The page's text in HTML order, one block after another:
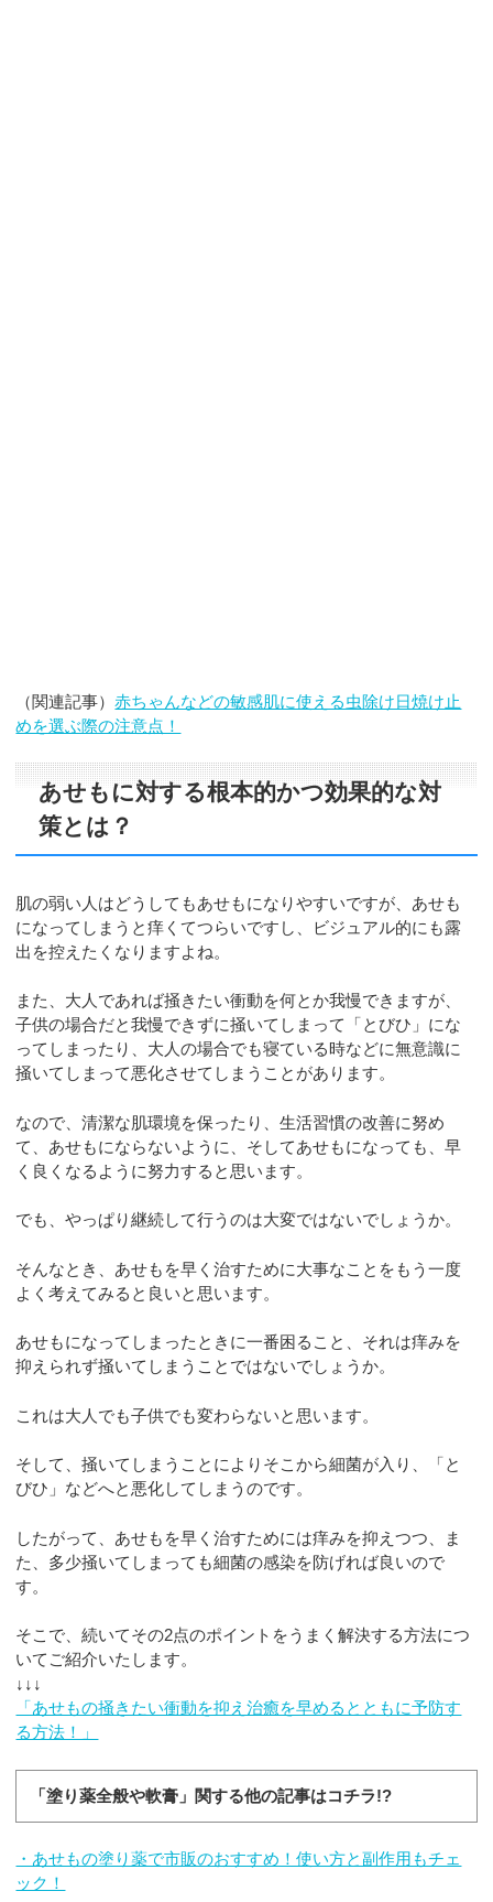
（関連記事）赤ちゃんなどの敏感肌に使える虫除け日焼け止
めを選ぶ際の注意点！
あせもに対する根本的かつ効果的な対
策とは？
肌の弱い人はどうしてもあせもになりやすいですが、あせも
になってしまうと痒くてつらいですし、ビジュアル的にも露
出を控えたくなりますよね。
また、大人であれば掻きたい衝動を何とか我慢できますが、
子供の場合だと我慢できずに掻いてしまって「とびひ」にな
ってしまったり、大人の場合でも寝ている時などに無意識に
掻いてしまって悪化させてしまうことがあります。
なので、清潔な肌環境を保ったり、生活習慣の改善に努め
て、あせもにならないように、そしてあせもになっても、早
く良くなるように努力すると思います。
でも、やっぱり継続して行うのは大変ではないでしょうか。
そんなとき、あせもを早く治すために大事なことをもう一度
よく考えてみると良いと思います。
あせもになってしまったときに一番困ること、それは痒みを
抑えられず掻いてしまうことではないでしょうか。
これは大人でも子供でも変わらないと思います。
そして、掻いてしまうことによりそこから細菌が入り、「と
びひ」などへと悪化してしまうのです。
したがって、あせもを早く治すためには痒みを抑えつつ、ま
た、多少掻いてしまっても細菌の感染を防げれば良いので
す。
そこで、続いてその2点のポイントをうまく解決する方法につ
いてご紹介いたします。
↓↓↓
「あせもの掻きたい衝動を抑え治癒を早めるとともに予防す
る方法！」
「塗り薬全般や軟膏」関する他の記事はコチラ!?
・あせもの塗り薬で市販のおすすめ！使い方と副作用もチェ
ック！